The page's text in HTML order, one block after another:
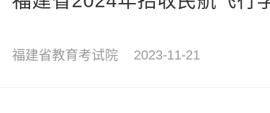
福建省教育考试院 2023-11-21